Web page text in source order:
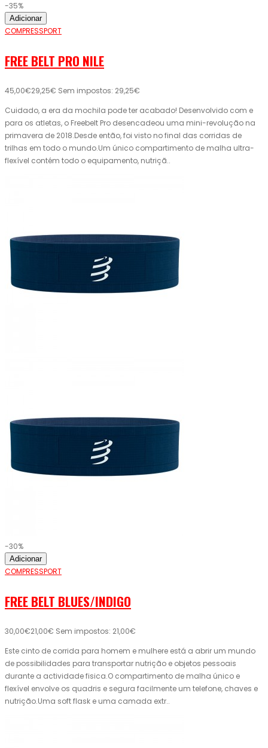
-35%
Adicionar
COMPRESSPORT
FREE BELT PRO NILE
45,00€29,25€ Sem impostos: 29,25€
Cuidado, a era da mochila pode ter acabado! Desenvolvido com e
para os atletas, o Freebelt Pro desencadeou uma mini-revolução na
primavera de 2018.Desde então, foi visto no final das corridas de
trilhas em todo o mundo.Um único compartimento de malha ultra-
flexível contém todo o equipamento, nutriçã..
-30%
Adicionar
COMPRESSPORT
FREE BELT BLUES/INDIGO
30,00€21,00€ Sem impostos: 21,00€
Este cinto de corrida para homem e mulhere está a abrir um mundo
de possibilidades para transportar nutrição e objetos pessoais
durante a actividade fisica.O compartimento de malha único e
flexível envolve os quadris e segura facilmente um telefone, chaves e
nutrição.Uma soft flask e uma camada extr..